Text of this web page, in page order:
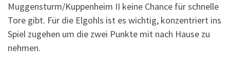
Muggensturm/Kuppenheim II keine Chance für schnelle
Tore gibt. Für die Elgohls ist es wichtig, konzentriert ins
Spiel zugehen um die zwei Punkte mit nach Hause zu
nehmen.